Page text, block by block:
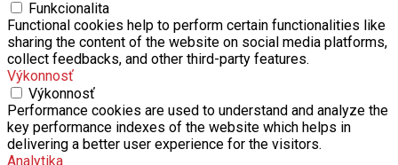
Funkcionalita
Functional cookies help to perform certain functionalities like
sharing the content of the website on social media platforms,
collect feedbacks, and other third-party features.
Výkonnosť
Výkonnosť
Performance cookies are used to understand and analyze the
key performance indexes of the website which helps in
delivering a better user experience for the visitors.
Analytika